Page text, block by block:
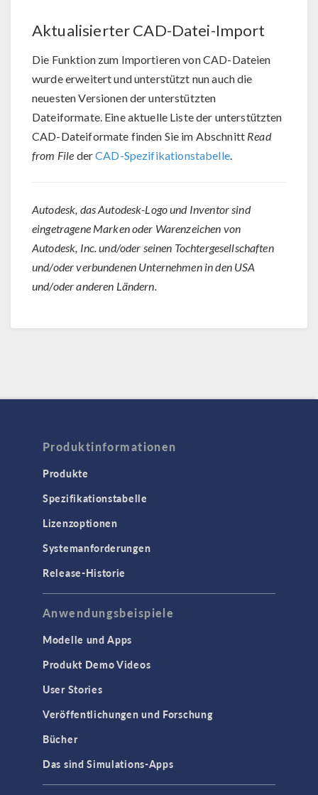
Aktualisierter CAD-Datei-Import
Die Funktion zum Importieren von CAD-Dateien
wurde erweitert und unterstützt nun auch die
neuesten Versionen der unterstützten
Dateiformate. Eine aktuelle Liste der unterstützten
CAD-Dateiformate finden Sie im Abschnitt Read
from File derCAD-Spezifikationstabelle.
Autodesk, das Autodesk-Logo und Inventor sind
eingetragene Marken oder Warenzeichen von
Autodesk, Inc. und/oder seinen Tochtergesellschaften
und/oder verbundenen Unternehmen in den USA
und/oder anderen Ländern.
Produktinformationen
Produkte
Spezifikationstabelle
Lizenzoptionen
Systemanforderungen
Release-Historie
Anwendungsbeispiele
Modelle und Apps
Produkt Demo Videos
User Stories
Veröffentlichungen und Forschung
Bücher
Das sind Simulations-Apps